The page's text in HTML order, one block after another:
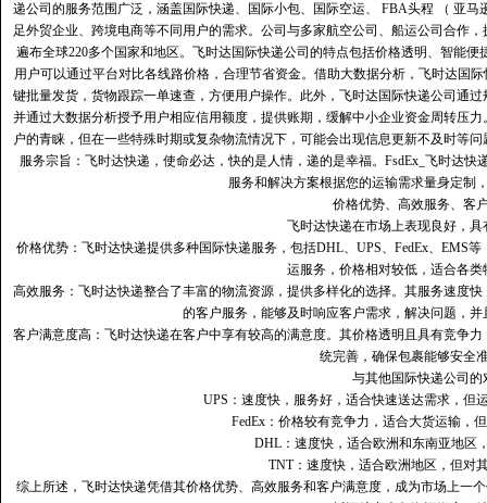
递公司的服务范围广泛，涵盖国际快递、国际小包、国际空运、 FBA头程 （ 亚
足外贸企业、跨境电商等不同用户的需求。公司与多家航空公司、船运公司合作
遍布全球220多个国家和地区。飞时达国际快递公司的特点包括价格透明、智能
用户可以通过平台对比各线路价格，合理节省资金。借助大数据分析，飞时达国
键批量发货，货物跟踪一单速查，方便用户操作。此外，飞时达国际快递公司通
并通过大数据分析授予用户相应信用额度，提供账期，缓解中小企业资金周转压
户的青睐，但在一些特殊时期或复杂物流情况下，可能会出现信息更新不及时等
服务宗旨：飞时达快递，使命必达，快的是人情，递的是幸福。FsdEx_飞时达
服务和解决方案根据您的运输需求量身定制
价格优势、高效服务、客
飞时达快递在市场上表现良好，
价格优势：飞时达快递提供多种国际快递服务，包括DHL、UPS、FedEx、EMS
运服务，价格相对较低，适合各
高效服务：飞时达快递整合了丰富的物流资源，提供多样化的选择。其服务速度
的客户服务，能够及时响应客户需求，解决问题，
客户满意度高‌：飞时达快递在客户中享有较高的满意度。其价格透明且具有竞争
统完善，确保包裹能够安全
与其他国际快递公司的
UPS：速度快，服务好，适合快速送达需求，但
FedEx：价格较有竞争力，适合大货运输，
DHL：速度快，适合欧洲和东南亚地区
TNT：速度快，适合欧洲地区，但对
综上所述，飞时达快递凭借其价格优势、高效服务和客户满意度，成为市场上一